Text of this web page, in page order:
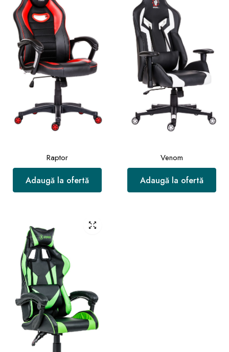
Raptor
Adaugă la ofertă
Venom
Adaugă la ofertă